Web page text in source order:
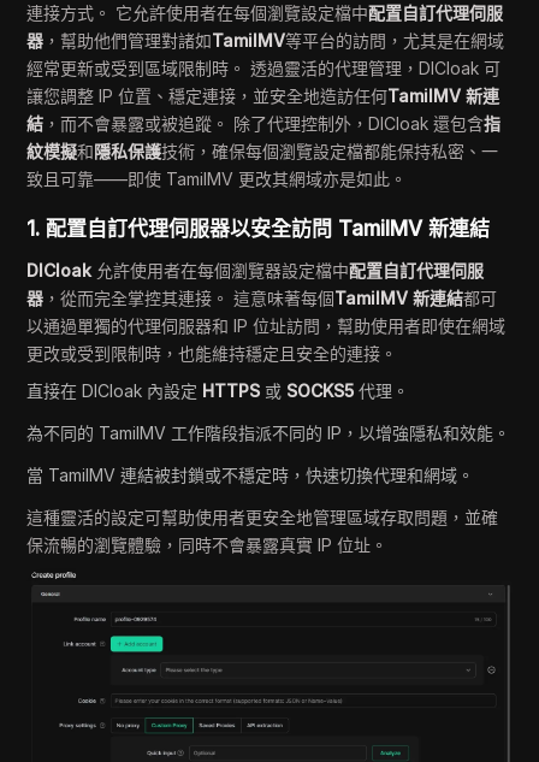
連接方式。 它允許使用者在每個瀏覽設定檔中配置自訂代理伺服
器 ，幫助他們管理對諸如TamilMV等平台的訪問，尤其是在網域
經常更新或受到區域限制時。 透過靈活的代理管理，DICloak 可
讓您調整 IP 位置、穩定連接，並安全地造訪任何TamilMV 新連
結 ，而不會暴露或被追蹤。 除了代理控制外，DICloak 還包含指
紋模擬和隱私保護技術，確保每個瀏覽設定檔都能保持私密、一
致且可靠——即使 TamilMV 更改其網域亦是如此。
1. 配置自訂代理伺服器以安全訪問 TamilMV 新連結
DICloak 允許使用者在每個瀏覽器設定檔中配置自訂代理伺服
器 ，從而完全掌控其連接。 這意味著每個TamilMV 新連結都可
以通過單獨的代理伺服器和 IP 位址訪問，幫助使用者即使在網域
更改或受到限制時，也能維持穩定且安全的連接。
直接在 DICloak 內設定 HTTPS 或 SOCKS5 代理。
為不同的 TamilMV 工作階段指派不同的 IP，以增強隱私和效能。
當 TamilMV 連結被封鎖或不穩定時，快速切換代理和網域。
這種靈活的設定可幫助使用者更安全地管理區域存取問題，並確
保流暢的瀏覽體驗，同時不會暴露真實 IP 位址。